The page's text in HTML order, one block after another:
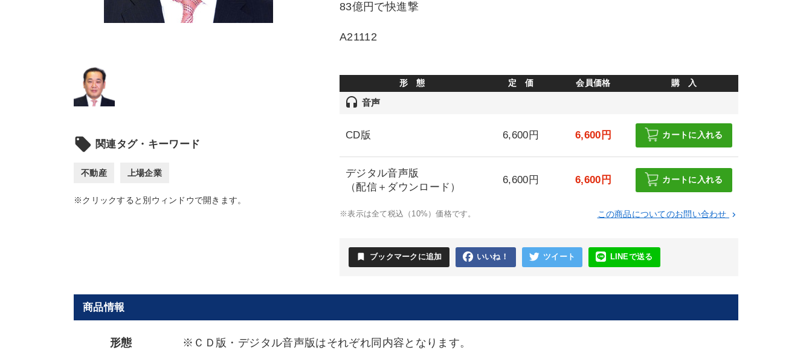
local_offer 関連タグ・キーワード
不動産 上場企業
※クリックすると別ウィンドウで開きます。
83億円で快進撃
A21112
形 態 定 価 会員価格 購 入
headset 音声
CD版 6,600円 6,600円 カートに入れる
デジタル音声版
（配信＋ダウンロード）
6,600円 6,600円 カートに入れる
※表示は全て税込（10%）価格です。 この商品についてのお問い合わせ keyboard_arrow_right
bookmark ブックマークに追加 いいね！ ツイート LINEで送る
商品情報
形態 ※ＣＤ版・デジタル音声版はそれぞれ同内容となります。